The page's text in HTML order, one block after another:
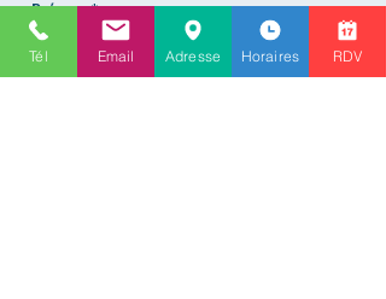
Prénom
Tél Email Adresse Horaires RDV